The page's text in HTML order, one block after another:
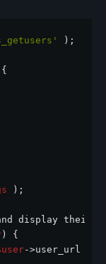
);
);
display their
) {
->user_url .